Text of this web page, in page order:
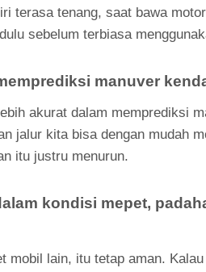
terasa tenang, saat bawa
sebelum terbiasa
manuver
akurat dalam memprediksi
jalur kita bisa dengan mudah
itu justru menurun.
kondisi mepet,
mobil lain, itu tetap aman.